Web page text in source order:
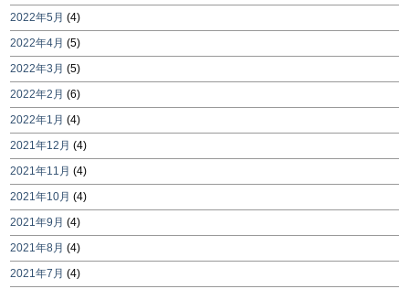
2022年5月 (4)
2022年4月 (5)
2022年3月 (5)
2022年2月 (6)
2022年1月 (4)
2021年12月 (4)
2021年11月 (4)
2021年10月 (4)
2021年9月 (4)
2021年8月 (4)
2021年7月 (4)